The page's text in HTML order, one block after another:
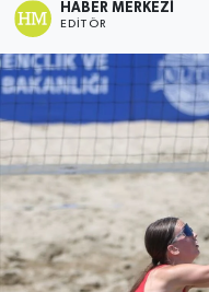
HABER MERKEZI
EDITÖR